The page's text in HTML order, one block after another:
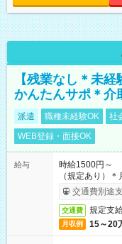
【残業なし＊未
かんたんサポ＊介
派遣 職種未経験OK 社
WEB登録・面接OK
給与
時給1500円～
（規定あり）
合）交通費別途
交通費 規定支
月収例 15～20